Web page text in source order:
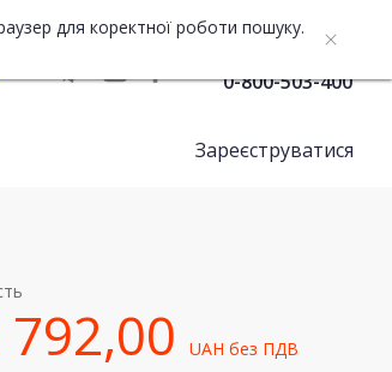
для коректної роботи пошуку.
0-800-503-400
Зареєструватися
792,00UAHбез ПДВ